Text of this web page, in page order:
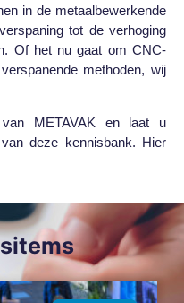
in de metaalbewerkende
tot de verhoging
Of het nu gaat om CNC-
methoden, wij
METAVAK en laat u
deze kennisbank. Hier